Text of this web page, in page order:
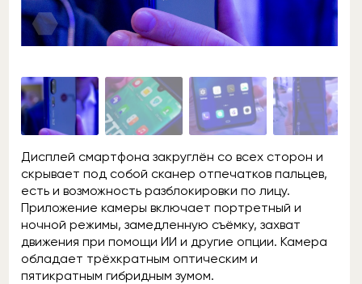
Дисплей смартфона закруглён со всех сторон и
скрывает под собой сканер отпечатков пальцев,
есть и возможность разблокировки по лицу.
Приложение камеры включает портретный и
ночной режимы, замедленную съёмку, захват
движения при помощи ИИ и другие опции. Камера
обладает трёхкратным оптическим и
пятикратным гибридным зумом.